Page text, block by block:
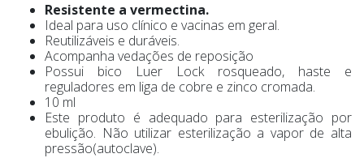
Resistente a vermectina.
Ideal para uso clínico e vacinas em geral.
Reutilizáveis e duráveis.
Acompanha vedações de reposição
Possui bico Luer Lock rosqueado, haste e
reguladores em liga de cobre e zinco cromada.
10 ml
Este produto é adequado para esterilização por
ebulição. Não utilizar esterilização a vapor de alta
pressão(autoclave).